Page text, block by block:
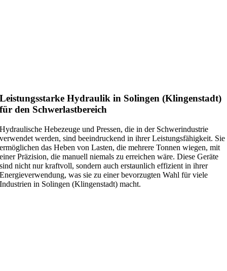
Leistungsstarke Hydraulik in Solingen (Klingenstadt)
für den Schwerlastbereich
Hydraulische Hebezeuge und Pressen, die in der Schwerindustrie
verwendet werden, sind beeindruckend in ihrer Leistungsfähigkeit. Sie
ermöglichen das Heben von Lasten, die mehrere Tonnen wiegen, mit
einer Präzision, die manuell niemals zu erreichen wäre. Diese Geräte
sind nicht nur kraftvoll, sondern auch erstaunlich effizient in ihrer
Energieverwendung, was sie zu einer bevorzugten Wahl für viele
Industrien in Solingen (Klingenstadt) macht.